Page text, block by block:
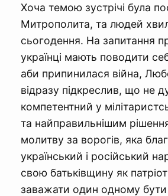
Хоча темою зустрічі була
Митрополита, та людей
сьогодення. На запитання
українці мають поводити
аби припинилася війна,
відразу підкреслив, що не
компетентний у
та найправильнішим
молитву за ворогів, яка
український і російський
свою батьківщину як
заважати один одному